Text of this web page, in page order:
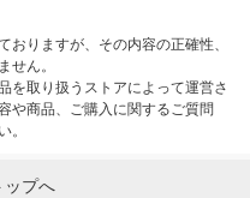
りますが、その内容の正確性、
せん。
を取り扱うストアによって運営さ
や商品、ご購入に関するご質問
。
ップへ